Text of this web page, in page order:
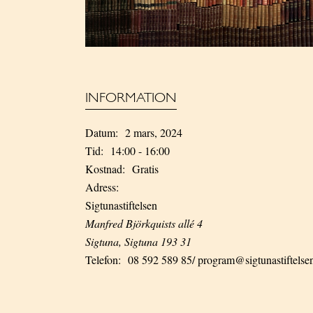
INFORMATION
Datum: 2 mars, 2024
Tid:
14:00 - 16:00
Kostnad: Gratis
Adress:
Sigtunastiftelsen
Manfred Björkquists allé 4
Sigtuna, Sigtuna 193 31
Telefon: 08 592 589 85/